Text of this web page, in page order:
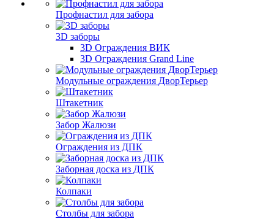
Профнастил для забора
3D заборы
3D Ограждения ВИК
3D Ограждения Grand Line
Модульные ограждения ДворТерьер
Штакетник
Забор Жалюзи
Ограждения из ДПК
Заборная доска из ДПК
Колпаки
Столбы для забора